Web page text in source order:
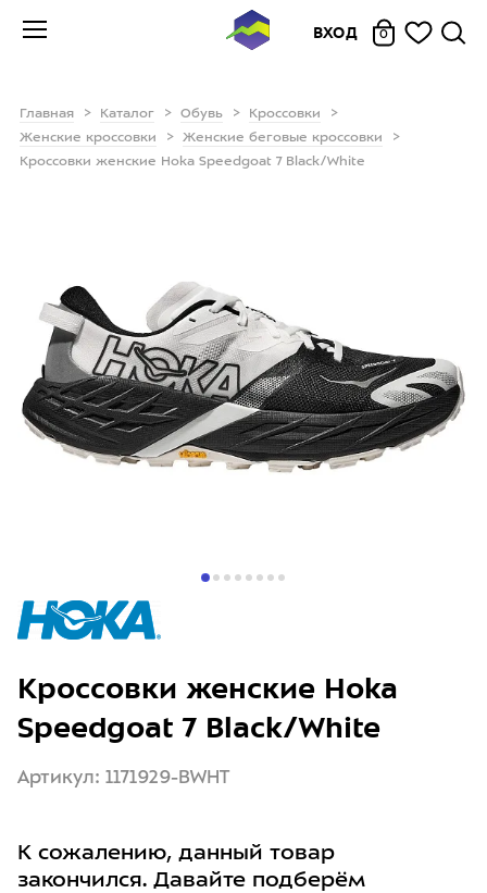
ВХОД 0
Главная Каталог Обувь
Кроссовки
Женские кроссовки
Женские беговые кроссовки
Кроссовки женские Hoka Speedgoat 7 Black/White
Кроссовки женские Hoka
Speedgoat 7 Black/White
Артикул: 1171929-BWHT
К сожалению, данный товар
закончился. Давайте подберём